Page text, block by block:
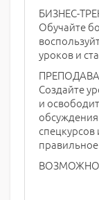
БИЗНЕС-
Обучайте
уроков и
Создайте
и